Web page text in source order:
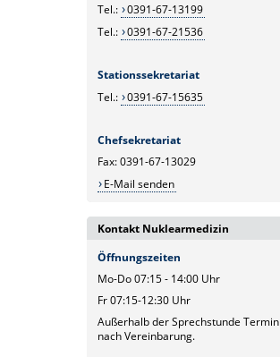
Tel.: 0391-67-13199
Tel.: 0391-67-21536
Stationssekretariat
Tel.: 0391-67-15635
Chefsekretariat
Fax: 0391-67-13029
E-Mail senden
Kontakt Nuklearmedizin
Öffnungszeiten
Mo-Do 07:15 - 14:00 Uhr
Fr 07:15-12:30 Uhr
Außerhalb der Sprechstunde Termin
nach Vereinbarung.